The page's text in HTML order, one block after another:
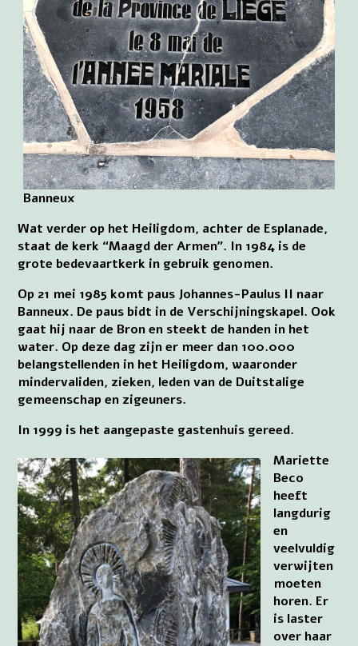
Banneux
Wat verder op het Heiligdom, achter de Esplanade,
staat de kerk “Maagd der Armen”. In 1984 is de
grote bedevaartkerk in gebruik genomen.
Op 21 mei 1985 komt paus Johannes-Paulus II naar
Banneux. De paus bidt in de Verschijningskapel. Ook
gaat hij naar de Bron en steekt de handen in het
water. Op deze dag zijn er meer dan 100.000
belangstellenden in het Heiligdom, waaronder
mindervaliden, zieken, leden van de Duitstalige
gemeenschap en zigeuners.
In 1999 is het aangepaste gastenhuis gereed.
Mariette
Beco
heeft
langdurig
en
veelvuldig
verwijten
moeten
horen. Er
is laster
over haar